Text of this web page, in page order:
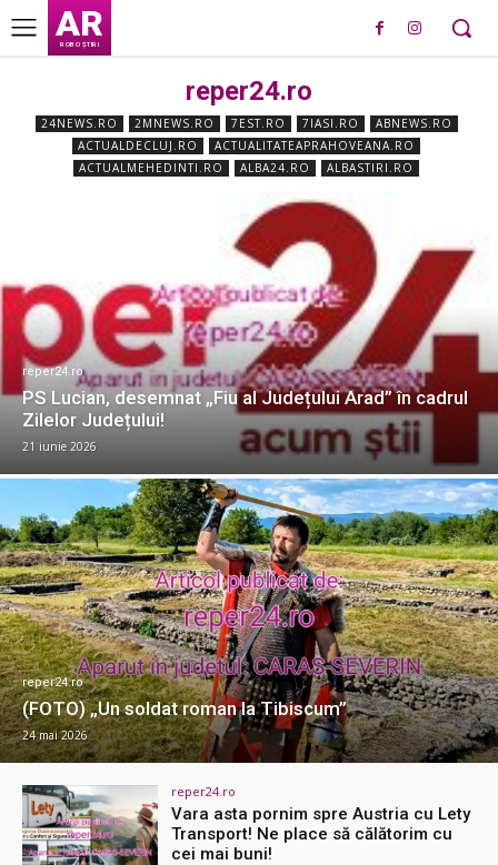
AR
ROBO ȘTIRI
reper24.ro
24NEWS.RO 2MNEWS.RO 7EST.RO 7IASI.RO
ABNEWS.RO
ACTUALDECLUJ.RO
ACTUALITATEAPRAHOVEANA.RO
ACTUALMEHEDINTI.RO
ALBA24.RO ALBASTIRI.RO
reper24.ro
PS Lucian, desemnat „Fiu al Județului Arad” în cadrul
Zilelor Județului!
21 iunie 2026
reper24.ro
(FOTO) „Un soldat roman la Tibiscum”
24 mai 2026
reper24.ro
Vara asta pornim spre Austria cu Lety
Transport! Ne place să călătorim cu
cei mai buni!